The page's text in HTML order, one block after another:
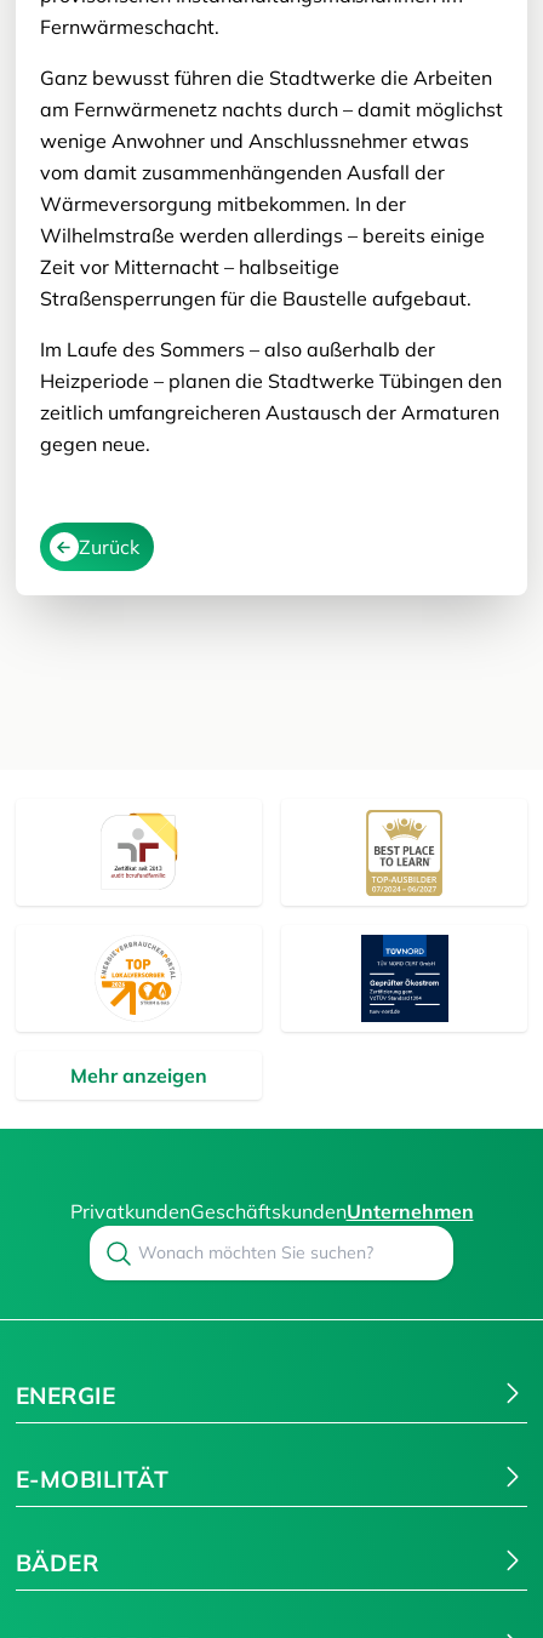
Fernwärmeschacht.
Ganz bewusst führen die Stadtwerke die Arbeiten
am Fernwärmenetz nachts durch – damit möglichst
wenige Anwohner und Anschlussnehmer etwas
vom damit zusammenhängenden Ausfall der
Wärmeversorgung mitbekommen. In der
Wilhelmstraße werden allerdings – bereits einige
Zeit vor Mitternacht – halbseitige
Straßensperrungen für die Baustelle aufgebaut.
Im Laufe des Sommers – also außerhalb der
Heizperiode – planen die Stadtwerke Tübingen den
zeitlich umfangreicheren Austausch der Armaturen
gegen neue.
Zurück
Mehr anzeigen
PrivatkundenGeschäftskundenUnternehmen
Search
ENERGIE
E-MOBILITÄT
BÄDER